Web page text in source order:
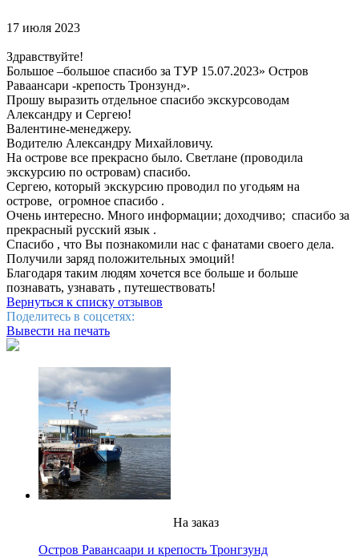
17 июля 2023
Здравствуйте!
Большое –большое спасибо за ТУР 15.07.2023» Остров
Раваансари -крепость Тронзунд».
Прошу выразить отдельное спасибо экскурсоводам
Александру и Сергею!
Валентине-менеджеру.
Водителю Александру Михайловичу.
На острове все прекрасно было. Светлане (проводила
экскурсию по островам) спасибо.
Сергею, который экскурсию проводил по угодьям на
острове, огромное спасибо .
Очень интересно. Много информации; доходчиво; спасибо за
прекрасный русский язык .
Спасибо , что Вы познакомили нас с фанатами своего дела.
Получили заряд положительных эмоций!
Благодаря таким людям хочется все больше и больше
познавать, узнавать , путешествовать!
Вернуться к списку отзывов
Поделитесь в соцсетях:
Вывести на печать
На заказ
Остров Равансаари и крепость Тронгзунд